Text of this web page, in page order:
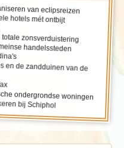
van eclipsreizen
hotels mét ontbijt
zonsverduistering
handelssteden
en de zandduinen van de
ondergrondse woningen
bij Schiphol